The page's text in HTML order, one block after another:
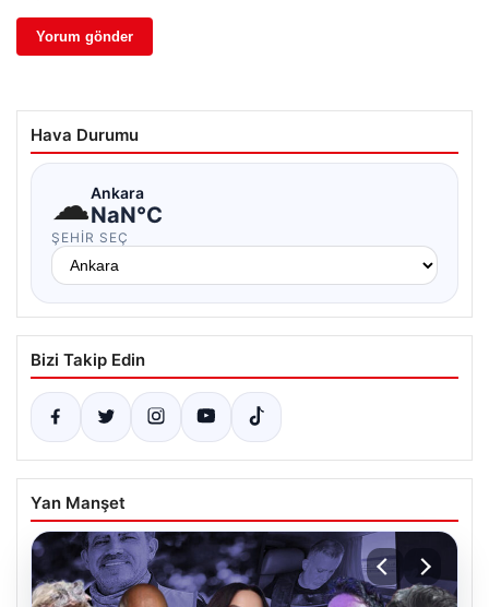
Hava Durumu
☁Ankara
NaN°C
ŞEHIR SEÇ
Bizi Takip Edin
Yan Manşet